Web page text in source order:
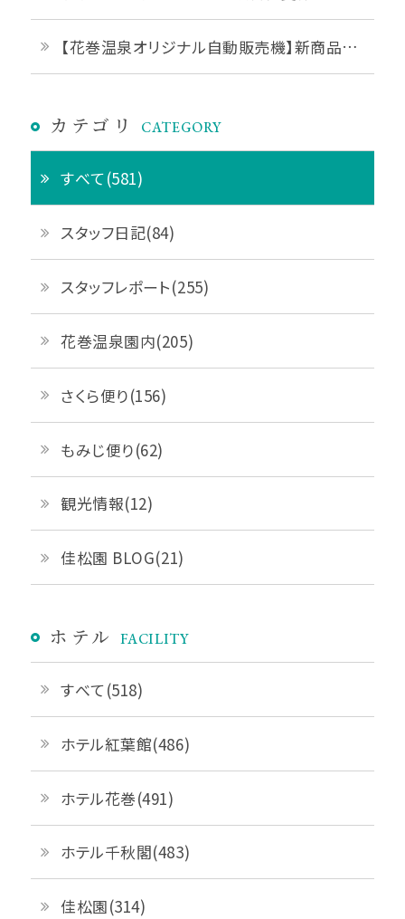
【花巻温泉オリジナル自動販売機】新商品「花巻温泉ジェラート」販売開始♪
カテゴリ CATEGORY
すべて(581)
スタッフ日記(84)
スタッフレポート(255)
花巻温泉園内(205)
さくら便り(156)
もみじ便り(62)
観光情報(12)
佳松園 BLOG(21)
ホテル FACILITY
すべて(518)
ホテル紅葉館(486)
ホテル花巻(491)
ホテル千秋閣(483)
佳松園(314)